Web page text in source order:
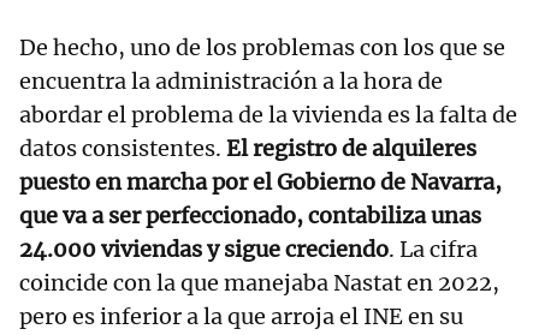
De hecho, uno de los problemas con los que se
encuentra la administración a la hora de
abordar el problema de la vivienda es la falta de
datos consistentes. El registro de alquileres
puesto en marcha por el Gobierno de Navarra,
que va a ser perfeccionado, contabiliza unas
24.000 viviendas y sigue creciendo. La cifra
coincide con la que manejaba Nastat en 2022,
pero es inferior a la que arroja el INE en su